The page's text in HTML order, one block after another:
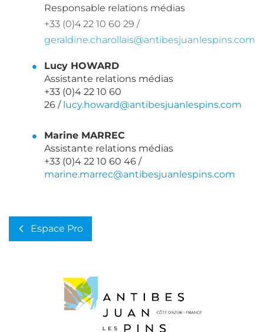
Responsable relations médias
+33 (0)4 22 10 60 29 /
geraldine.charollais@antibesjuanlespins.com
Lucy HOWARD
Assistante relations médias
+33 (0)4 22 10 60
26 / lucy.howard@antibesjuanlespins.com
Marine MARREC
Assistante relations médias
+33 (0)4 22 10 60 46 /
marine.marrec@antibesjuanlespins.com
Espace Pro